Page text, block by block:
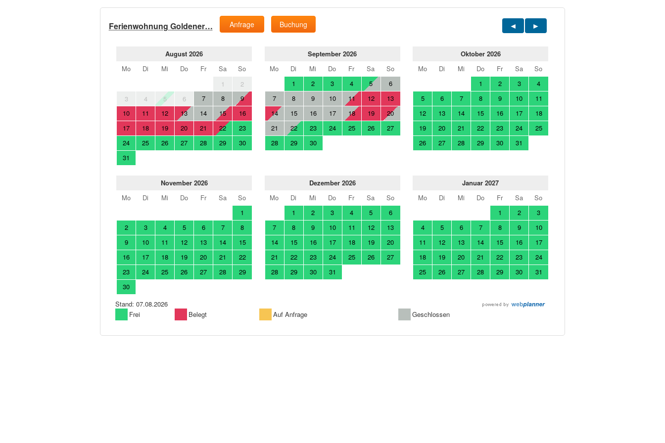
Ferienwohnung Goldener… Anfrage Buchung
August 2026
Mo
Di Mi Do Fr Sa
So
1
2
3
4 5 6 7 8
9
10
11 12 13 14 15
16
17
18 19 20 21 22
23
24
25 26 27 28 29
30
31
September 2026
Mo
Di Mi Do Fr Sa
So
1
2 3 4 5
6
7
8 9 10 11 12
13
14
15 16 17 18 19
20
21
22 23 24 25 26
27
28
29 30
Oktober 2026
Mo
Di Mi Do Fr Sa
So
1
2 3
4
5
6 7 8 9 10
11
12
13 14 15 16 17
18
19
20 21 22 23 24
25
26
27 28 29 30 31
November 2026
Mo
Di Mi Do Fr Sa
So
1
2
3 4 5 6 7
8
9
10 11 12 13 14
15
16
17 18 19 20 21
22
23
24 25 26 27 28
29
30
Dezember 2026
Mo
Di Mi Do Fr Sa
So
1
2 3 4 5
6
7
8 9 10 11 12
13
14
15 16 17 18 19
20
21
22 23 24 25 26
27
28
29 30 31
Januar 2027
Mo
Di Mi Do Fr Sa
So
1
2
3
4
5 6 7 8 9
10
11
12 13 14 15 16
17
18
19 20 21 22 23
24
25
26 27 28 29 30 31
Stand: 07.08.2026
Frei
Belegt Auf Anfrage Geschlossen